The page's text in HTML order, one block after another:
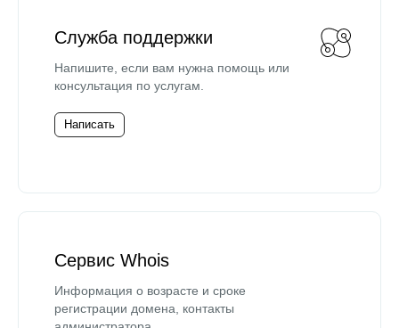
Служба поддержки
Напишите, если вам нужна помощь или
консультация по услугам.
Написать
Сервис Whois
Информация о возрасте и сроке
регистрации домена, контакты